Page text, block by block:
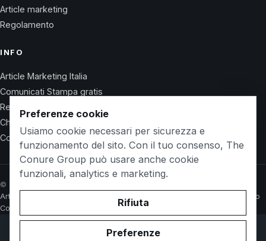
Article marketing
Regolamento
INFO
Article Marketing Italia
Comunicati Stampa gratis
Regolamento
Chi Siamo
Contatti
© 2026 Wet Life News · The Conure Group
Article Marketing Italia
Comunicati Stampa gratis
Chi Siamo
Contatti
© 2026 WetlifeVillaguardia.it. Owned and operated by
Preferenze cookie
Usiamo cookie necessari per sicurezza e
funzionamento del sito. Con il tuo consenso, The
Conure Group può usare anche cookie
funzionali, analytics e marketing.
Rifiuta
Preferenze